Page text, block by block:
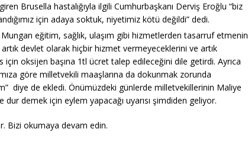
Brusella hastalığıyla ilgili Cumhurbaşkanı Derviş Eroğlu “biz
için adaya soktuk, niyetimiz kötü değildi” dedi.
eğitim, sağlık, ulaşım gibi hizmetlerden tasarruf etmenin
devlet olarak hiçbir hizmet vermeyeceklerini ve artık
için oksijen başına 1tl ücret talep edileceğini dile getirdi. Ayrıca
göre milletvekili maaşlarına da dokunmak zorunda
diye de ekledi. Önümüzdeki günlerde milletvekillerinin Maliye
dur demek için eylem yapacağı uyarısı şimdiden geliyor.
Bizi okumaya devam edin.